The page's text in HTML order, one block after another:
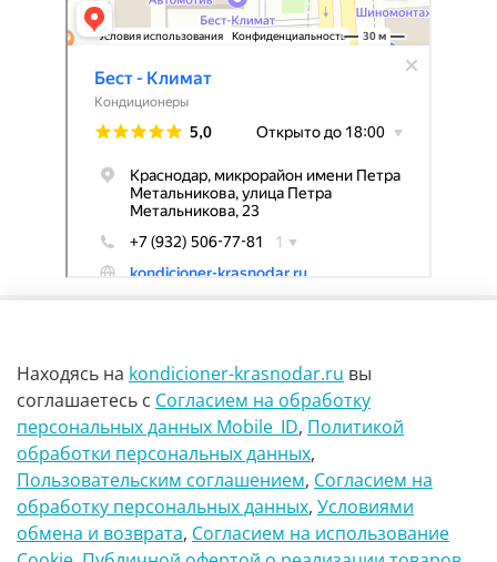
г Краснодар Ул Петра метальникова 23
8(900)29-888-66
Находясь на kondicioner-krasnodar.ru вы
соглашаетесь с Согласием на обработку
персональных данных Mobile_ID, Политикой
обработки персональных данных,
Пользовательским соглашением, Согласием на
обработку персональных данных, Условиями
обмена и возврата, Согласием на использование